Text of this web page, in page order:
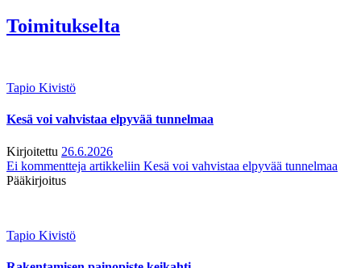
Toimitukselta
Tapio Kivistö
Kesä voi vahvistaa elpyvää tunnelmaa
Kirjoitettu 26.6.2026
Ei kommentteja artikkeliin Kesä voi vahvistaa elpyvää tunnelmaa
Pääkirjoitus
Tapio Kivistö